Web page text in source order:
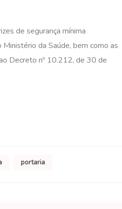
de segurança mínima
da Saúde, bem como as
Decreto nº 10.212, de 30 de
portaria